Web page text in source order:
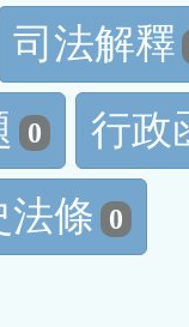
司法解釋
0
行政
法條 0